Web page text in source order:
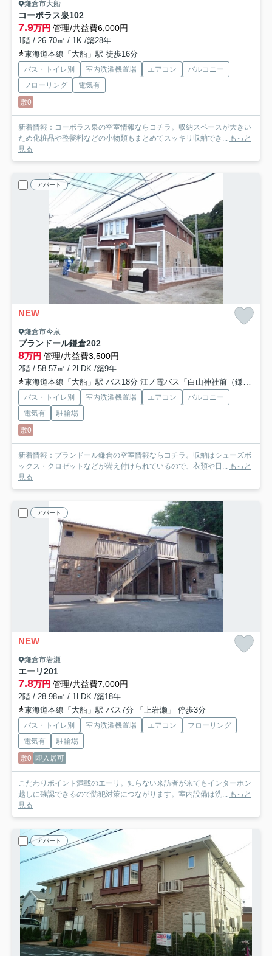
鎌倉市大船
コーポラス泉102
7.9万円 管理/共益費6,000円
1階 / 26.70㎡ / 1K /築28年
東海道本線「大船」駅 徒歩16分
バス・トイレ別 室内洗濯機置場 エアコン
バルコニー
フローリング
電気有
敷0
新着情報：コーポラス泉の空室情報ならコチラ。収納スペースが大きい
ため化粧品や整髪料などの小物類もまとめてスッキリ収納でき...
もっと
見る
アパート
NEW
鎌倉市今泉
プランドール鎌倉202
8万円 管理/共益費3,500円
2階 / 58.57㎡ / 2LDK /築9年
東海道本線「大船」駅 バス18分 江ノ電バス「白山神社前（鎌倉市）」 停歩2分
バス・トイレ別 室内洗濯機置場 エアコン
バルコニー
電気有
駐輪場
敷0
新着情報：プランドール鎌倉の空室情報ならコチラ。収納はシューズボ
ックス・クロゼットなどが備え付けられているので、衣類や日...
もっと
見る
アパート
NEW
鎌倉市岩瀬
エーリ201
7.8万円 管理/共益費7,000円
2階 / 28.98㎡ / 1LDK /築18年
東海道本線「大船」駅 バス7分 「上岩瀬」 停歩3分
バス・トイレ別 室内洗濯機置場 エアコン
フローリング
電気有
駐輪場
敷0 即入居可
こだわりポイント満載のエーリ。知らない来訪者が来てもインターホン
越しに確認できるので防犯対策につながります。室内設備は洗...
もっと
見る
アパート